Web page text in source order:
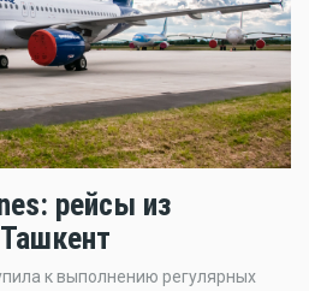
рейсы из
к выполнению регулярных